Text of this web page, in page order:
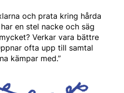
och prata kring hårda
en stel nacke och säg
Verkar vara bättre
ofta upp till samtal
kämpar med.”